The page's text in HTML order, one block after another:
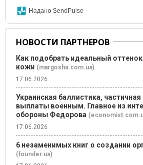
Надано SendPulse
НОВОСТИ ПАРТНЕРОВ
Как подобрать идеальный
кожи (margosha.com.ua)
17.06.2026
Украинская баллистика,
выплаты военным. Главное из
обороны Федорова
17.06.2026
6 незаменимых книг о создании
(founder.ua)